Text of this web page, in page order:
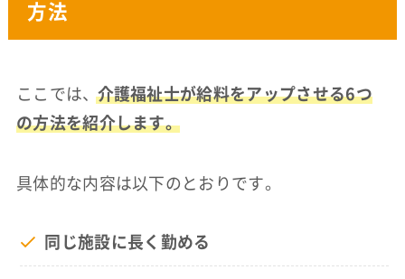
方法
ここでは、
介護福祉士が給料をアップさせる6つ
の方法を紹介します。
具体的な内容は以下のとおりです。
同じ施設に長く勤める